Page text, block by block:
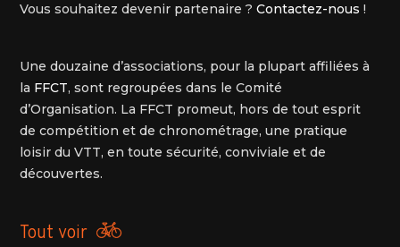
Vous souhaitez devenir partenaire ?Contactez-nous !
Une douzaine d’associations, pour la plupart affiliées à
la FFCT, sont regroupées dans le Comité
d’Organisation. La FFCT promeut, hors de tout esprit
de compétition et de chronométrage, une pratique
loisir du VTT, en toute sécurité, conviviale et de
découvertes.
tout voir